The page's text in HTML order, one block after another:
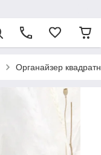
Органайзер